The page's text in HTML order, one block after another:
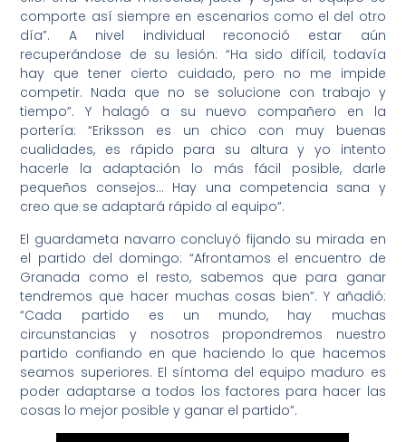
comporte así siempre en escenarios como el del otro
día”. A nivel individual reconoció estar aún
recuperándose de su lesión: “Ha sido difícil, todavía
hay que tener cierto cuidado, pero no me impide
competir. Nada que no se solucione con trabajo y
tiempo”. Y halagó a su nuevo compañero en la
portería: “Eriksson es un chico con muy buenas
cualidades, es rápido para su altura y yo intento
hacerle la adaptación lo más fácil posible, darle
pequeños consejos… Hay una competencia sana y
creo que se adaptará rápido al equipo”.
El guardameta navarro concluyó fijando su mirada en
el partido del domingo: “Afrontamos el encuentro de
Granada como el resto, sabemos que para ganar
tendremos que hacer muchas cosas bien”. Y añadió:
“Cada partido es un mundo, hay muchas
circunstancias y nosotros propondremos nuestro
partido confiando en que haciendo lo que hacemos
seamos superiores. El síntoma del equipo maduro es
poder adaptarse a todos los factores para hacer las
cosas lo mejor posible y ganar el partido”.